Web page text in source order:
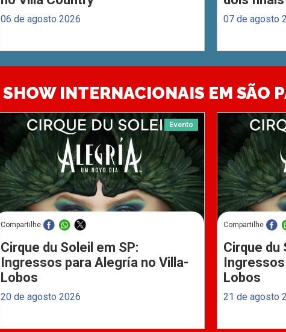
06 de agosto 2026 07 de agosto
SHOW INTERNACIONAIS EM SÃO
Evento
Compartilhe
Cirque du Soleil em SP:
Ingressos para Alegría no Villa-
Lobos
20 de agosto 2026
Compartilhe
Cirque du
Lobos
21 de agosto